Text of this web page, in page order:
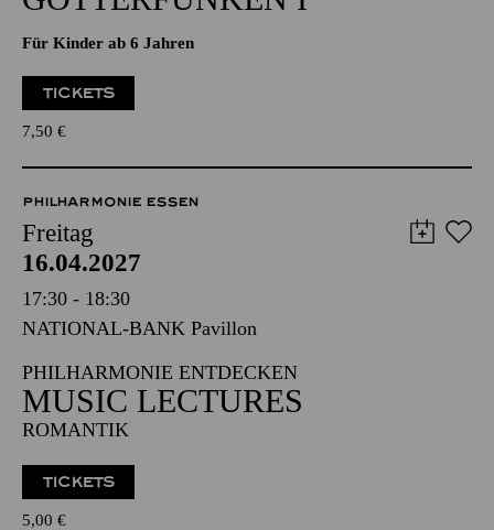
PHILHARMONIE ENTDECKEN · SCHULKONZERT
· BEETHOVEN-JUBILÄUM 2027
Für Kinder ab 6 Jahren
7,50 €
PHILHARMONIE ESSEN
Freitag
16.04.2027
17:30 - 18:30
NATIONAL-BANK Pavillon
PHILHARMONIE ENTDECKEN
MUSIC LECTURES
ROMANTIK